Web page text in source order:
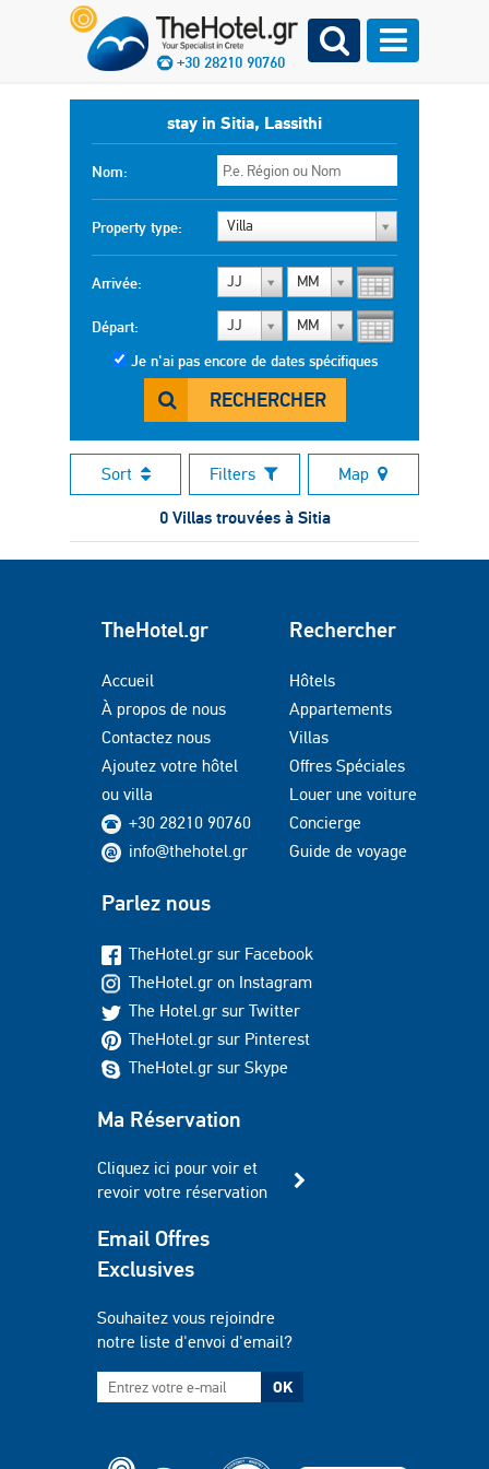
+30 28210 90760
stay in Sitia, Lassithi
Nom:
Property type: Villa
Arrivée: JJ MM
Départ: JJ MM
Je n'ai pas encore de dates spécifiques
RECHERCHER
Sort Filters Map
0 Villas trouvées à Sitia
TheHotel.gr
Accueil
À propos de nous
Contactez nous
Ajoutez votre hôtel
ou villa
+30 28210 90760
info@thehotel.gr
Rechercher
Hôtels
Appartements
Villas
Offres Spéciales
Louer une voiture
Concierge
Guide de voyage
Parlez nous
TheHotel.gr sur Facebook
TheHotel.gr on Instagram
The Hotel.gr sur Twitter
TheHotel.gr sur Pinterest
TheHotel.gr sur Skype
Ma Réservation
Cliquez ici pour voir et
revoir votre réservation
Email Offres
Exclusives
Souhaitez vous rejoindre
notre liste d'envoi d'email?
OK